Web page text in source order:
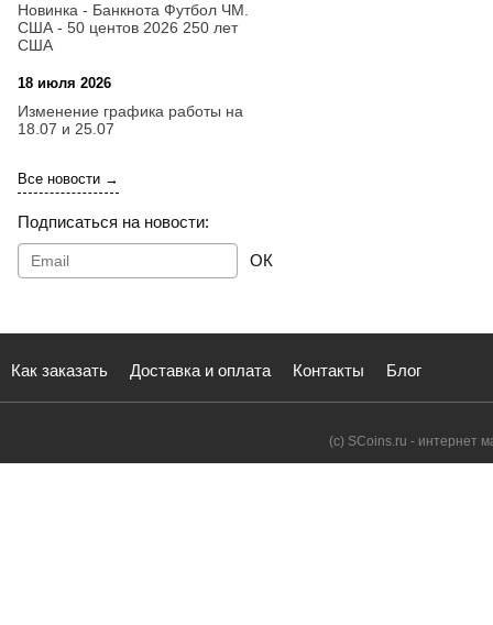
Новинка - Банкнота Футбол ЧМ.
США - 50 центов 2026 250 лет
США
18 июля 2026
Изменение графика работы на
18.07 и 25.07
Все новости →
Подписаться на новости:
ОК
Как заказать Доставка и оплата Контакты Блог
(с) SCoins.ru - интернет